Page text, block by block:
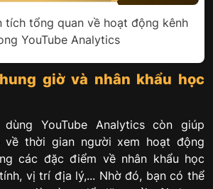
tích tổng quan về hoạt động kênh
YouTube Analytics
giờ và nhân khẩu học
YouTube Analytics còn giúp
về thời gian người xem hoạt động
các đặc điểm về nhân khẩu học
vị trí địa lý,... Nhờ đó, bạn có thể